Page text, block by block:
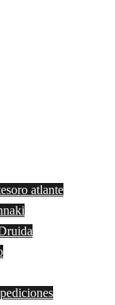
atlante